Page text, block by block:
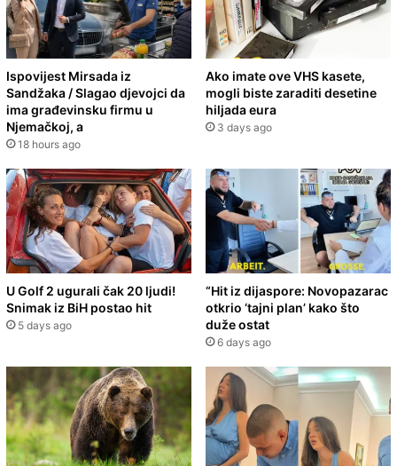
Ispovijest Mirsada iz
Sandžaka / Slagao djevojci da
ima građevinsku firmu u
Njemačkoj, a
18 hours ago
Ako imate ove VHS kasete,
mogli biste zaraditi desetine
hiljada eura
3 days ago
U Golf 2 ugurali čak 20 ljudi!
Snimak iz BiH postao hit
5 days ago
“Hit iz dijaspore: Novopazarac
otkrio ‘tajni plan’ kako što
duže ostat
6 days ago